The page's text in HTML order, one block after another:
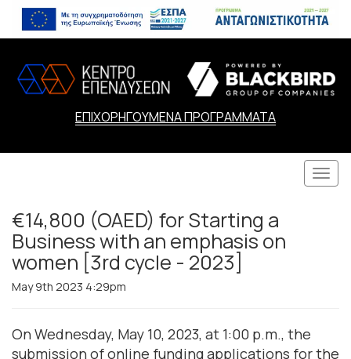
ΕΠΙΧΟΡΗΓΟΥΜΕΝΑ ΠΡΟΓΡΑΜΜΑΤΑ
€14,800 (OAED) for Starting a
Business with an emphasis on
women [3rd cycle - 2023]
May 9th 2023 4:29pm
On Wednesday, May 10, 2023, at 1:00 p.m., the
submission of online funding applications for the